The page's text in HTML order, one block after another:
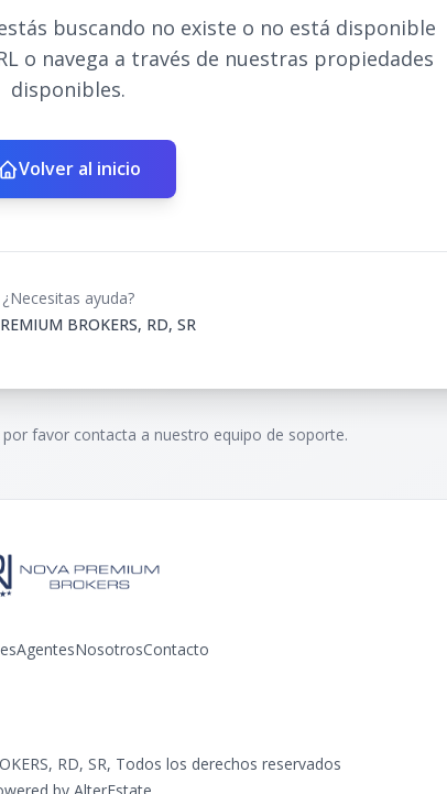
buscando no existe o no está disponible
o navega a través de nuestras propiedades
disponibles.
Volver al inicio
¿Necesitas ayuda?
BROKERS, RD, SR
favor contacta a nuestro equipo de soporte.
AgentesNosotrosContacto
RD, SR, Todos los derechos reservados